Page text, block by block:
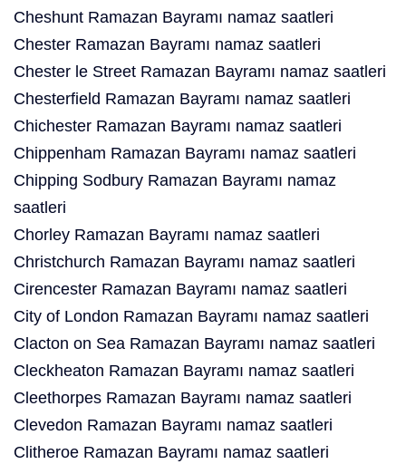
Cheshunt Ramazan Bayramı namaz saatleri
Chester Ramazan Bayramı namaz saatleri
Chester le Street Ramazan Bayramı namaz saatleri
Chesterfield Ramazan Bayramı namaz saatleri
Chichester Ramazan Bayramı namaz saatleri
Chippenham Ramazan Bayramı namaz saatleri
Chipping Sodbury Ramazan Bayramı namaz
saatleri
Chorley Ramazan Bayramı namaz saatleri
Christchurch Ramazan Bayramı namaz saatleri
Cirencester Ramazan Bayramı namaz saatleri
City of London Ramazan Bayramı namaz saatleri
Clacton on Sea Ramazan Bayramı namaz saatleri
Cleckheaton Ramazan Bayramı namaz saatleri
Cleethorpes Ramazan Bayramı namaz saatleri
Clevedon Ramazan Bayramı namaz saatleri
Clitheroe Ramazan Bayramı namaz saatleri